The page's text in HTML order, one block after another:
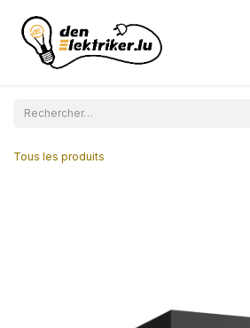
Tous les produits